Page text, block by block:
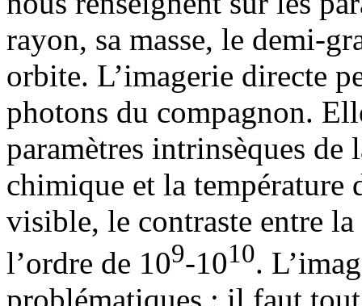
rayon, sa masse, le demi-
orbite. L’imagerie directe
photons du compagnon.
paramètres intrinsèques
chimique et la température
visible, le contraste entre
l’ordre de 109-1010.